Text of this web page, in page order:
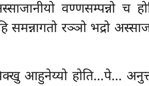
वण्णसम्पन्नो च
रञ्ञो भद्रो
आहुनेय्यो होति…पे…